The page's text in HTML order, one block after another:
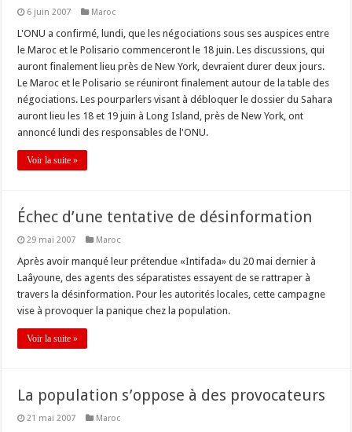
6 juin 2007 Maroc
L'ONU a confirmé, lundi, que les négociations sous ses auspices entre
le Maroc et le Polisario commenceront le 18 juin. Les discussions, qui
auront finalement lieu près de New York, devraient durer deux jours.
Le Maroc et le Polisario se réuniront finalement autour de la table des
négociations. Les pourparlers visant à débloquer le dossier du Sahara
auront lieu les 18 et 19 juin à Long Island, près de New York, ont
annoncé lundi des responsables de l'ONU.
Voir la suite »
Échec d’une tentative de désinformation
29 mai 2007 Maroc
Après avoir manqué leur prétendue «Intifada» du 20 mai dernier à
Laâyoune, des agents des séparatistes essayent de se rattraper à
travers la désinformation. Pour les autorités locales, cette campagne
vise à provoquer la panique chez la population.
Voir la suite »
La population s’oppose à des provocateurs
21 mai 2007 Maroc